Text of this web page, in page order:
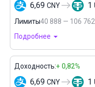
6,69 CNY 1
Лимиты40 888 — 106 762
Подробнее
Доходность:+ 0,82%
6,69 CNY 1